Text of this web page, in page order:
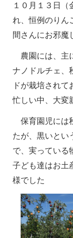
１０月１３日（
れ、恒例のりん
間さんにお邪魔
農園には、主
ナノドルチェ、
ドが栽培され
忙しい中、大変
保育園児には
たが、黒いとい
で、実っている
子ども達はお土
様でした